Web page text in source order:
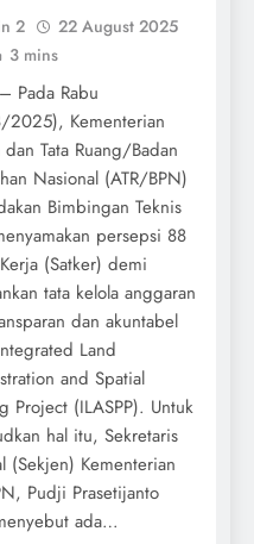
2
22 August 2025
3 mins
Pada Rabu
Kementerian
Tata Ruang/Badan
Nasional (ATR/BPN)
Bimbingan Teknis
persepsi 88
(Satker) demi
tata kelola anggaran
dan akuntabel
Land
and Spatial
Project (ILASPP). Untuk
hal itu, Sekretaris
(Sekjen) Kementerian
Pudji Prasetijanto
ada…